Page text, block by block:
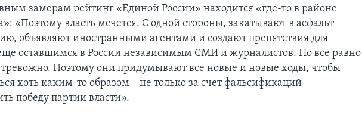
замерам рейтинг «Единой России» находится «где-то в районе
«Поэтому власть мечется. С одной стороны, закатывают в асфальт
объявляют иностранными агентами и создают препятствия для
оставшимся в России независимым СМИ и журналистов. Но все равно
Поэтому они придумывают все новые и новые ходы, чтобы
хоть каким-то образом – не только за счет фальсификаций –
победу партии власти».